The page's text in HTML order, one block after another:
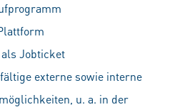
Jobticket
externe sowie interne
u. a. in der